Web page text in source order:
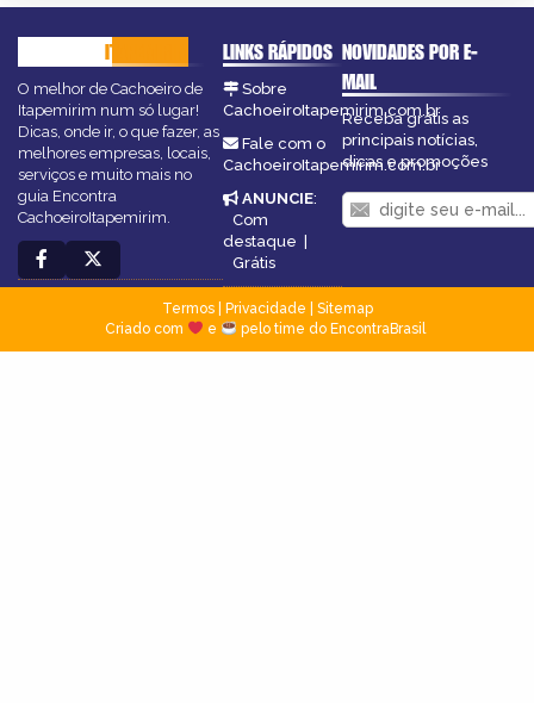
ITAPEMIRIM
O melhor de Cachoeiro de
Itapemirim num só lugar!
Dicas, onde ir, o que fazer, as
melhores empresas, locais,
serviços e muito mais no
guia Encontra
CachoeiroItapemirim.
LINKS RÁPIDOS
Sobre
CachoeiroItapemirim.com.br
Fale com o
CachoeiroItapemirim.com.br
ANUNCIE:
Com
destaque |
Grátis
NOVIDADES POR E-
MAIL
Receba grátis as
principais notícias,
dicas e promoções
Termos| Privacidade
Sitemap
Criado com
e pelo time do EncontraBrasil